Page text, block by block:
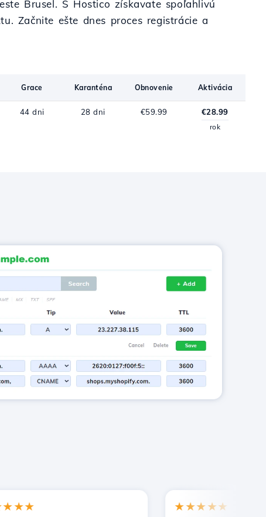
Brusel. S Hostico získavate spoľahlivú
Začnite ešte dnes proces registrácie a
Grace Karanténa Obnovenie Aktivácia
44 dni 28 dni €59.99 €28.99
rok
★★★★★